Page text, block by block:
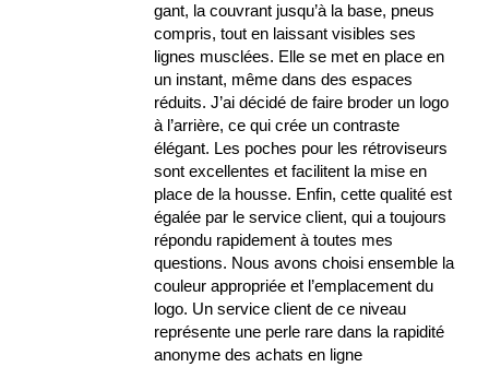
gant, la couvrant jusqu’à la base, pneus
compris, tout en laissant visibles ses
lignes musclées. Elle se met en place en
un instant, même dans des espaces
réduits. J’ai décidé de faire broder un logo
à l’arrière, ce qui crée un contraste
élégant. Les poches pour les rétroviseurs
sont excellentes et facilitent la mise en
place de la housse. Enfin, cette qualité est
égalée par le service client, qui a toujours
répondu rapidement à toutes mes
questions. Nous avons choisi ensemble la
couleur appropriée et l’emplacement du
logo. Un service client de ce niveau
représente une perle rare dans la rapidité
anonyme des achats en ligne